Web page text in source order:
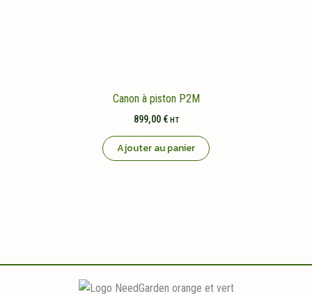
Canon à piston P2M
899,00 € HT
Ajouter au panier